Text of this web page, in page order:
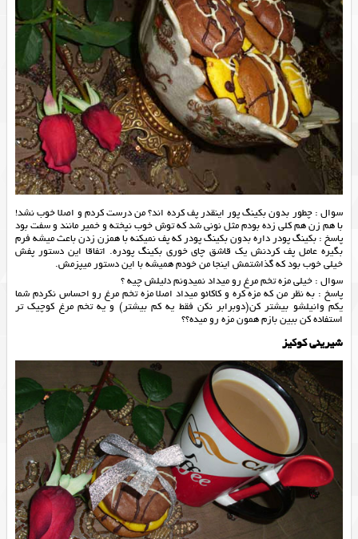
سوال : چطور بدون بکینگ پور اینقدر پف کرده اند؟ من درست کردم و اصلا خوب نشد!
با هم زن هم کلی زده بودم مثل نونی شد که توش خوب نپخته و خمیر مانند و سفت بود
پاسخ : بکینگ پودر داره بدون بکینگ پودر که پف نمیکنه با همزن زدن باعث میشه فرم
بگیره عامل پف کردنش یک قاشق چای خوری بکینگ پودره. اتفاقا این دستور پفش
خیلی خوب بود که گذاشتمش اینجا من خودم همیشه با این دستور میپزمش.
سوال : خیلی مزه تخم مرغ رو میداد نمیدونم دلیلش چیه ؟
پاسخ : به نظر من که مزه کره و کاکائو میداد اصلا مزه تخم مرغ رو احساس نکردم شما
یکم وانیلشو بیشتر کن(دوبرابر نکن فقط یه کم بیشتر) و یه تخم مرغ کوچیک تر
استفاده کن ببین بازم همون مزه رو میده؟؟
شیرینی کوکیز